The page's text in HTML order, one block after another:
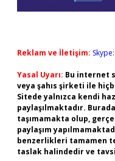
Reklam ve İletişim:
Yasal Uyarı: Bu internet
veya şahıs şirketi ile
Sitede yalnızca kendi
paylaşılmaktadır.
taşımamakta olup,
paylaşım
benzerlikleri tamamen
taslak halindedir ve